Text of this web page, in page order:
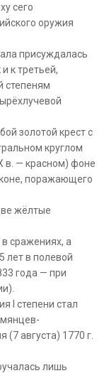
сего
оружия
присуждалась
к третьей,
степеням
золотой крест с
круглом
в. — красном) фоне
поражающего
жёлтые
сражениях, а
лет в полевой
года — при
I степени стал
августа) 1770 г.
лишь